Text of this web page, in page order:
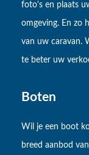
foto's en plaats
omgeving. En zo
van uw caravan.
te beter uw
Boten
Wil je een boot
breed aanbod